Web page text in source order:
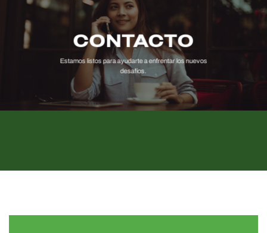
CONTACTO
Estamos listos para ayudarte a enfrentar los nuevos
desafíos.